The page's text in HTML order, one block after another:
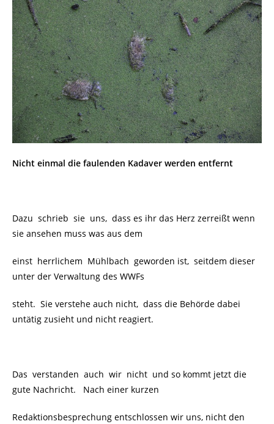
Nicht einmal die faulenden Kadaver werden entfernt
Dazu schrieb sie uns, dass es ihr das Herz zerreißt wenn
sie ansehen muss was aus dem
einst herrlichem Mühlbach geworden ist, seitdem dieser
unter der Verwaltung des WWFs
steht. Sie verstehe auch nicht, dass die Behörde dabei
untätig zusieht und nicht reagiert.
Das verstanden auch wir nicht und so kommt jetzt die
gute Nachricht. Nach einer kurzen
Redaktionsbesprechung entschlossen wir uns, nicht den